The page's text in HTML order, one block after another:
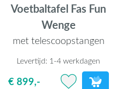
Voetbaltafel Fas Fun
Wenge
met telescoopstangen
Levertijd: 1-4 werkdagen
€ 899,-